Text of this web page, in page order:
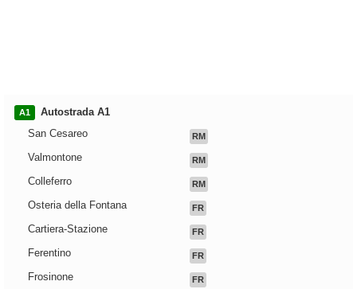
A1
Autostrada A1
San Cesareo
RM
Valmontone RM
Colleferro RM
Osteria della Fontana FR
Cartiera-Stazione FR
Ferentino FR
Frosinone FR